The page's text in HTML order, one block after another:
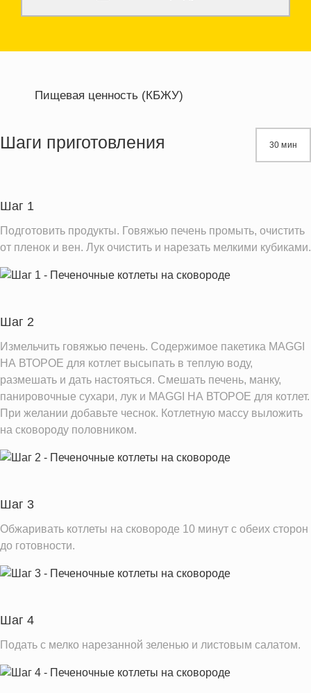
Пищевая ценность (КБЖУ)
Жиры
Информация для одной порции
Шаги приготовления 30 мин
Шаг 1
Подготовить продукты. Говяжью печень промыть, очистить
от пленок и вен. Лук очистить и нарезать мелкими кубиками.
Шаг 2
Измельчить говяжью печень. Содержимое пакетика MAGGI
НА ВТОРОЕ для котлет высыпать в теплую воду,
размешать и дать настояться. Смешать печень, манку,
панировочные сухари, лук и MAGGI НА ВТОРОЕ для котлет.
При желании добавьте чеснок. Котлетную массу выложить
на сковороду половником.
Шаг 3
Обжаривать котлеты на сковороде 10 минут с обеих сторон
до готовности.
Шаг 4
Подать с мелко нарезанной зеленью и листовым салатом.